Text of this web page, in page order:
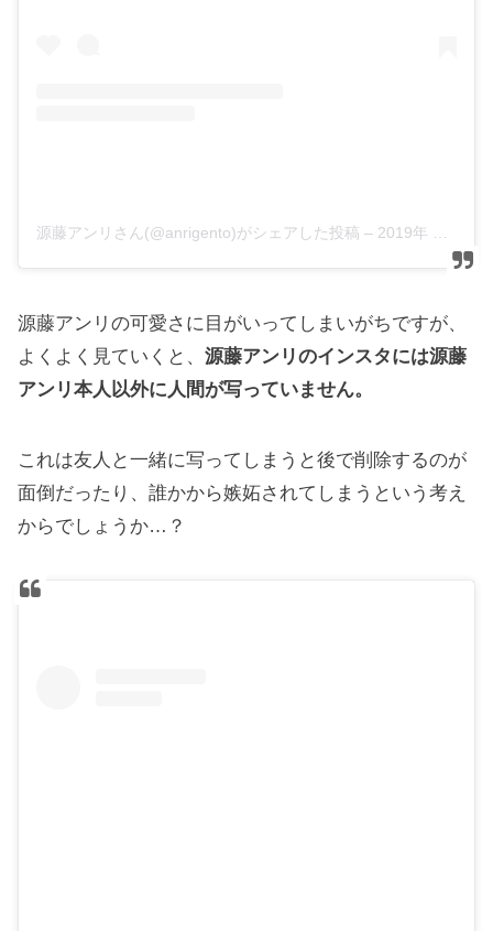
源藤アンリさん(@anrigento)がシェアした投稿 – 2019年 3月月19日午前8時18分PDT
源藤アンリの可愛さに目がいってしまいがちですが、
よくよく見ていくと、源藤アンリのインスタには源藤
アンリ本人以外に人間が写っていません。
これは友人と一緒に写ってしまうと後で削除するのが
面倒だったり、誰かから嫉妬されてしまうという考え
からでしょうか…？